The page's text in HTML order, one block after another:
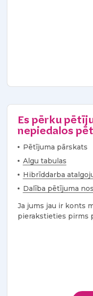
Es pērku
nepiedalos
Pētījuma pārskats
Algu tabulas
Hibrīddarba
Dalība pētījuma
Ja jums jau ir konts
pierakstieties pirms